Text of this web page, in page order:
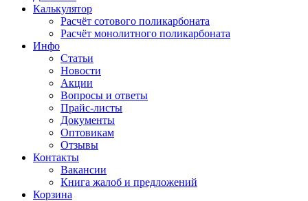
Калькулятор
Расчёт сотового поликарбоната
Расчёт монолитного поликарбоната
Инфо
Статьи
Новости
Акции
Вопросы и ответы
Прайс-листы
Документы
Оптовикам
Отзывы
Контакты
Вакансии
Книга жалоб и предложений
Корзина